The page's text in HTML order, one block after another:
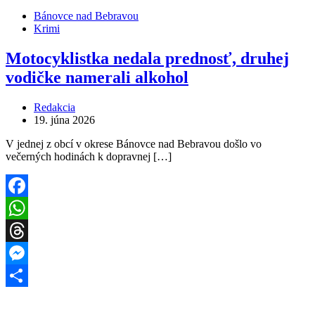
Bánovce nad Bebravou
Krimi
Motocyklistka nedala prednosť, druhej
vodičke namerali alkohol
Redakcia
19. júna 2026
V jednej z obcí v okrese Bánovce nad Bebravou došlo vo
večerných hodinách k dopravnej […]
Facebook
WhatsApp
Threads
Messenger